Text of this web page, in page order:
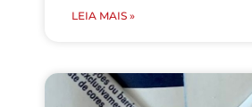
LEIA MAIS »